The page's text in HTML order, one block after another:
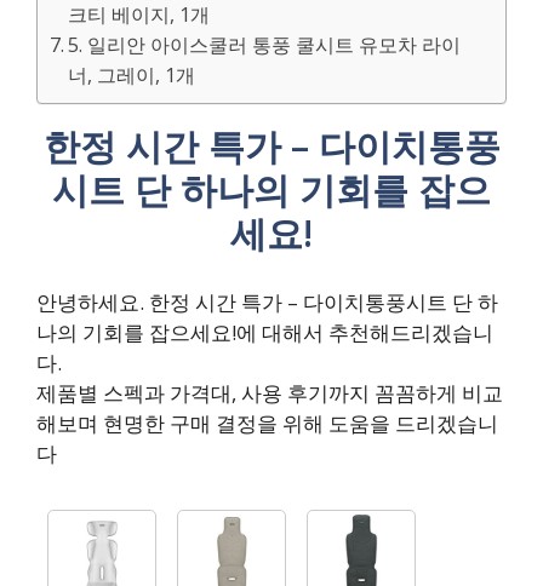
크티 베이지, 1개
5. 일리안 아이스쿨러 통풍 쿨시트 유모차 라이
너, 그레이, 1개
한정 시간 특가 – 다이치통풍
시트 단 하나의 기회를 잡으
세요!
안녕하세요. 한정 시간 특가 – 다이치통풍시트 단 하
나의 기회를 잡으세요!에 대해서 추천해드리겠습니
다.
제품별 스펙과 가격대, 사용 후기까지 꼼꼼하게 비교
해보며 현명한 구매 결정을 위해 도움을 드리겠습니
다